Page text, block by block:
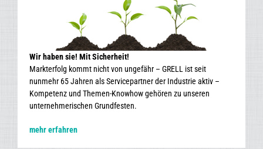
Wir haben sie! Mit Sicherheit!
Markterfolg kommt nicht von ungefähr – GRELL ist seit
nunmehr 65 Jahren als Servicepartner der Industrie aktiv –
Kompetenz und Themen-Knowhow gehören zu unseren
unternehmerischen Grundfesten.
mehr erfahren